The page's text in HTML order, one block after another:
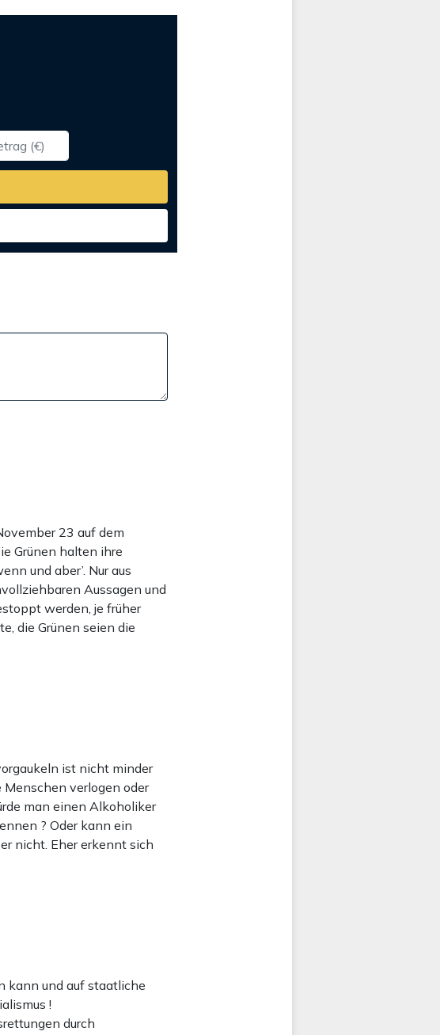
23 auf dem
Grünen halten ihre
und aber’. Nur aus
Aussagen und
werden, je früher
die Grünen seien die
ist nicht minder
verlogen oder
man einen Alkoholiker
? Oder kann ein
nicht. Eher erkennt sich
kann und auf staatliche
!
durch